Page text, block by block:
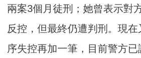
兩案3個月徒刑；她曾表示對
反控，但最終仍遭判刑。現
序失控再加一筆，目前警方已